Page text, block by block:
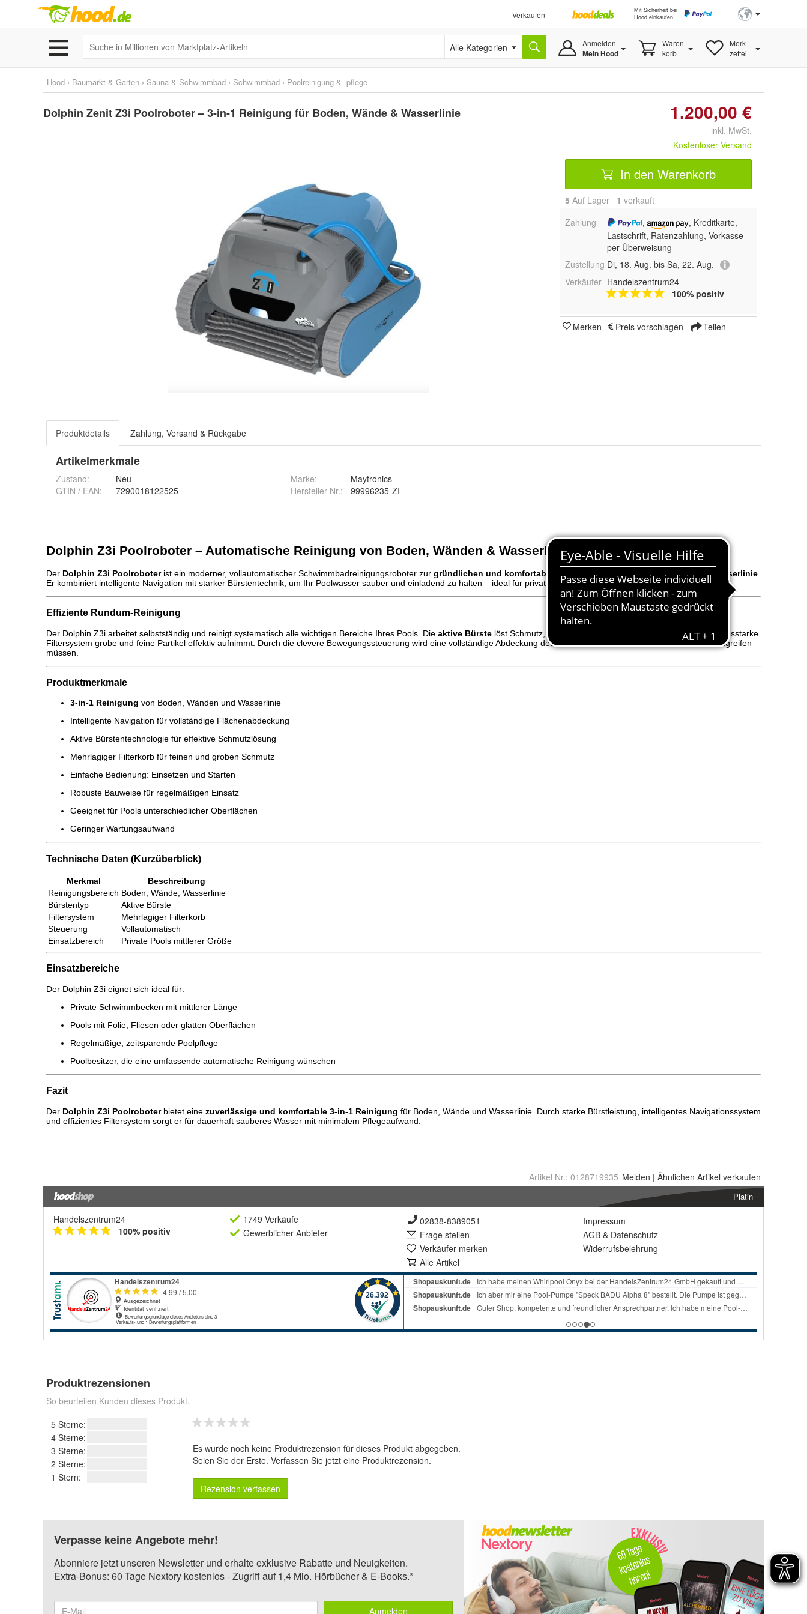
Verkaufen
Mit Sicherheit bei
Hood einkaufen
Alle Kategorien Anmelden
Mein Hood
Waren-
korb
Merk-
zettel
Hood › Baumarkt & Garten › Sauna & Schwimmbad › Schwimmbad › Poolreinigung & -pflege
Dolphin Zenit Z3i Poolroboter – 3-in-1 Reinigung für Boden, Wände & Wasserlinie 1.200,00 €
inkl. MwSt.
Kostenloser Versand
In den Warenkorb
5 Auf Lager 1 verkauft
Zahlung
,
, Kreditkarte,
Lastschrift, Ratenzahlung, Vorkasse
per Überweisung
Zustellung Di, 18. Aug. bis Sa, 22. Aug.
Verkäufer Handelszentrum24
100% positiv
Merken Preis vorschlagen Teilen
Produktdetails Zahlung, Versand & Rückgabe
Artikelmerkmale
Zustand:
Neu
GTIN / EAN:
7290018122525
Marke:
Maytronics
Hersteller Nr.:
99996235-ZI
Artikel Nr.: 0128719935 Melden | Ähnlichen Artikel verkaufen
Platin
Handelszentrum24
100% positiv
1749 Verkäufe
Gewerblicher Anbieter
02838-8389051
Frage stellen
Verkäufer merken
Alle Artikel
Impressum
AGB & Datenschutz
Widerrufsbelehrung
Produktrezensionen
So beurteilen Kunden dieses Produkt.
5 Sterne:
4 Sterne:
3 Sterne:
2 Sterne:
1 Stern:
Es wurde noch keine Produktrezension für dieses Produkt abgegeben.
Seien Sie der Erste. Verfassen Sie jetzt eine Produktrezension.
Rezension verfassen
Verpasse keine Angebote mehr!
Abonniere jetzt unseren Newsletter und erhalte exklusive Rabatte und Neuigkeiten.
Extra-Bonus: 60 Tage Nextory kostenlos - Zugriff auf 1,4 Mio. Hörbücher & E-Books.*
Anmelden